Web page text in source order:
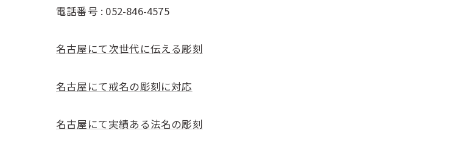
電話番号 : 052-846-4575
名古屋にて次世代に伝える彫刻
名古屋にて戒名の彫刻に対応
名古屋にて実績ある法名の彫刻